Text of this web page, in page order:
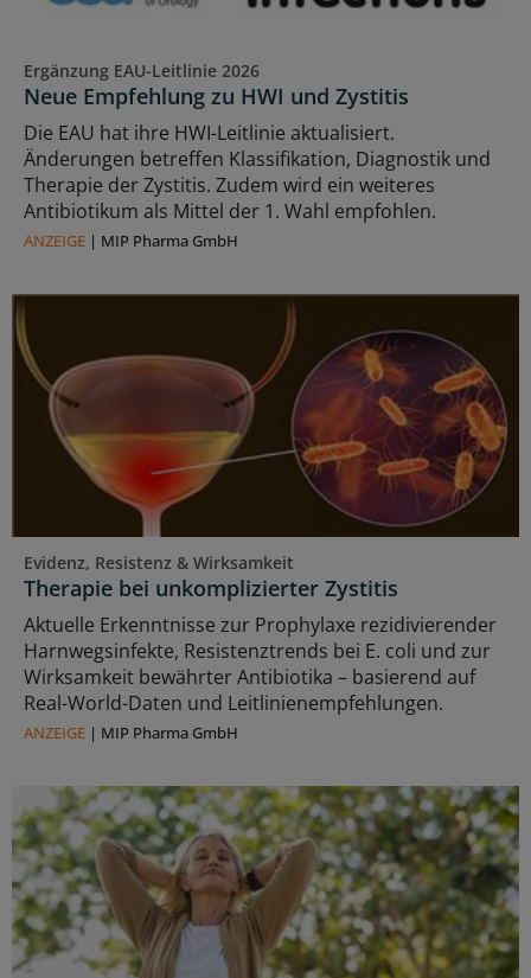
Ergänzung EAU-Leitlinie 2026
Neue Empfehlung zu HWI und Zystitis
Die EAU hat ihre HWI-Leitlinie aktualisiert.
Änderungen betreffen Klassifikation, Diagnostik und
Therapie der Zystitis. Zudem wird ein weiteres
Antibiotikum als Mittel der 1. Wahl empfohlen.
ANZEIGE | MIP Pharma GmbH
Evidenz, Resistenz & Wirksamkeit
Therapie bei unkomplizierter Zystitis
Aktuelle Erkenntnisse zur Prophylaxe rezidivierender
Harnwegsinfekte, Resistenztrends bei E. coli und zur
Wirksamkeit bewährter Antibiotika – basierend auf
Real-World-Daten und Leitlinienempfehlungen.
ANZEIGE | MIP Pharma GmbH